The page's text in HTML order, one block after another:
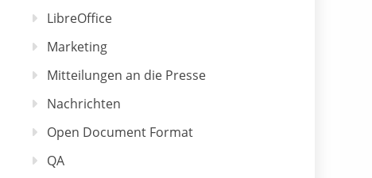
LibreOffice
Marketing
Mitteilungen an die Presse
Nachrichten
Open Document Format
QA